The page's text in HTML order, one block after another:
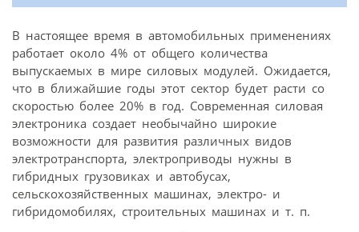
В настоящее время в автомобильных применениях
работает около 4% от общего количества
выпускаемых в мире силовых модулей. Ожидается,
что в ближайшие годы этот сектор будет расти со
скоростью более 20% в год. Современная силовая
электроника создает необычайно широкие
возможности для развития различных видов
электротранспорта, электроприводы нужны в
гибридных грузовиках и автобусах,
сельскохозяйственных машинах, электро- и
гибридомобилях, строительных машинах и т. п.